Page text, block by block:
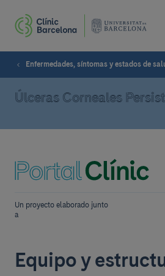
Enfermedades, síntomas y estados de
Úlceras Corneales
Un proyecto elaborado junto
a
Equipo y